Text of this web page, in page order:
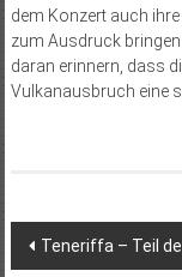
dem Konzert auch
zum Ausdruck
daran erinnern, dass
Vulkanausbruch eine
Teneriffa – Teil